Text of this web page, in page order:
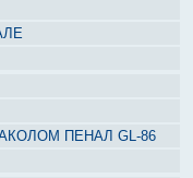
ПЕНАЛ GL-86